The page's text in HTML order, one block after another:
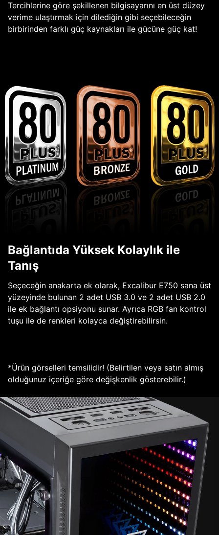
Tercihlerine göre şekillenen bilgisayarını en üst düzey
verime ulaştırmak için dilediğin gibi seçebileceğin
birbirinden farklı güç kaynakları ile gücüne güç kat!
Bağlantıda Yüksek Kolaylık ile
Tanış
Seçeceğin anakarta ek olarak, Excalibur E750 sana üst
yüzeyinde bulunan 2 adet USB 3.0 ve 2 adet USB 2.0
ile ek bağlantı opsiyonu sunar. Ayrıca RGB fan kontrol
tuşu ile de renkleri kolayca değiştirebilirsin.
*Ürün görselleri temsilidir! (Belirtilen veya satın almış
olduğunuz içeriğe göre değişkenlik gösterebilir.)